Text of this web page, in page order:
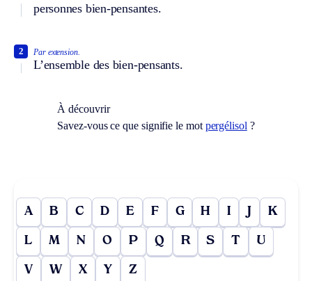
personnes bien-pensantes.
Par extension.
L’ensemble des bien-pensants.
2
À découvrir
Savez-vous ce que signifie le mot pergélisol ?
A B C D E F G H I J K
L M N O P Q R S T U
V W X Y Z